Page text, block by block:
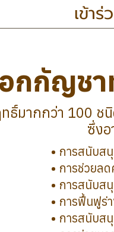
เข้า
กกัญชา
มากกว่า 100 ช
ซึ่ง
การสนับส
การช่วยล
การสนับส
การฟื้นฟูร่
การสนับส